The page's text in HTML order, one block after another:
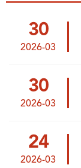
30
2026-03
30
2026-03
24
2026-03